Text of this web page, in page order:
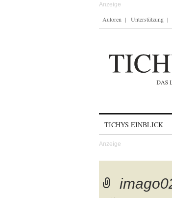
Autoren Unterstützung
TICHYS EINBLICK